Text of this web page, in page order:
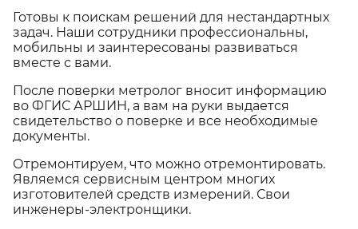
Готовы к поискам решений для нестандартных
задач. Наши сотрудники профессиональны,
мобильны и заинтересованы развиваться
вместе с вами.
После поверки метролог вносит информацию
во ФГИС АРШИН, а вам на руки выдается
свидетельство о поверке и все необходимые
документы.
Отремонтируем, что можно отремонтировать.
Являемся сервисным центром многих
изготовителей средств измерений. Свои
инженеры-электронщики.